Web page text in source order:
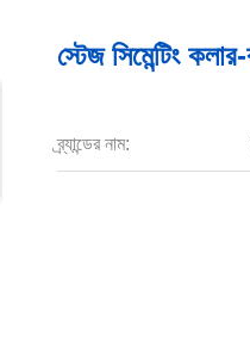
স্টেজ সিমেন্টিং
ব্র্যান্ডের নাম: